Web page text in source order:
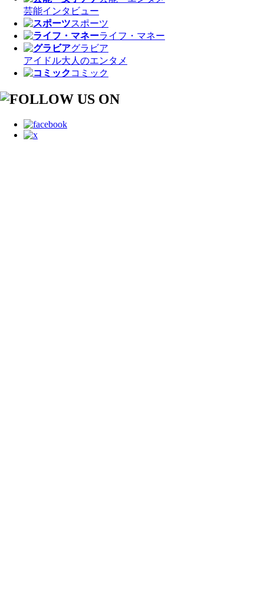
芸能インタビュー
スポーツ
ライフ・マネー
グラビア
アイドル大人のエンタメ
コミック